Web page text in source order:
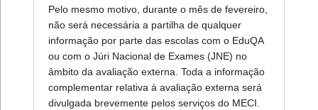
Pelo mesmo motivo, durante o mês de fevereiro,
não será necessária a partilha de qualquer
informação por parte das escolas com o EduQA
ou com o Júri Nacional de Exames (JNE) no
âmbito da avaliação externa. Toda a informação
complementar relativa à avaliação externa será
divulgada brevemente pelos serviços do MECI.